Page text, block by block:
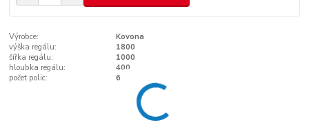
Výrobce:
Kovona
výška regálu:
1800
šířka regálu:
1000
hloubka regálu:
400
počet polic:
6